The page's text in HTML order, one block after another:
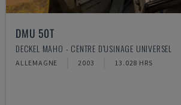
DMU 50T
DECKEL MAHO - CENTRE D'USINAGE UNIVERSEL
ALLEMAGNE 2003 13.028 HRS